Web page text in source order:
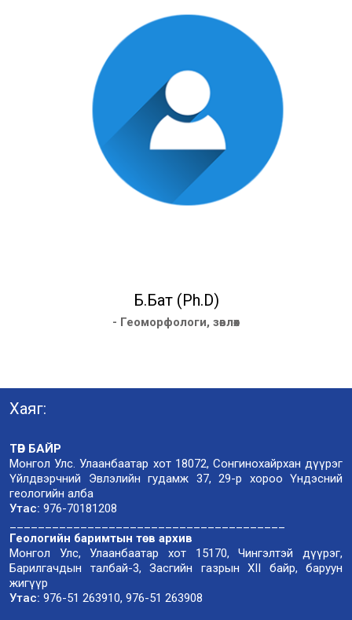
Б.Бат (Ph.D)
- Геоморфологи, зөвлөх
Хаяг:
ТӨВ БАЙР
Монгол Улс. Улаанбаатар хот 18072, Сонгинохайрхан дүүрэг
Үйлдвэрчний Эвлэлийн гудамж 37, 29-р хороо Үндэсний
геологийн алба
Утас: 976-70181208
Геологийн баримтын төв архив
Монгол Улс, Улаанбаатар хот 15170, Чингэлтэй дүүрэг,
Барилгачдын талбай-3, Засгийн газрын XII байр, баруун
жигүүр
Утас: 976-51 263910, 976-51 263908